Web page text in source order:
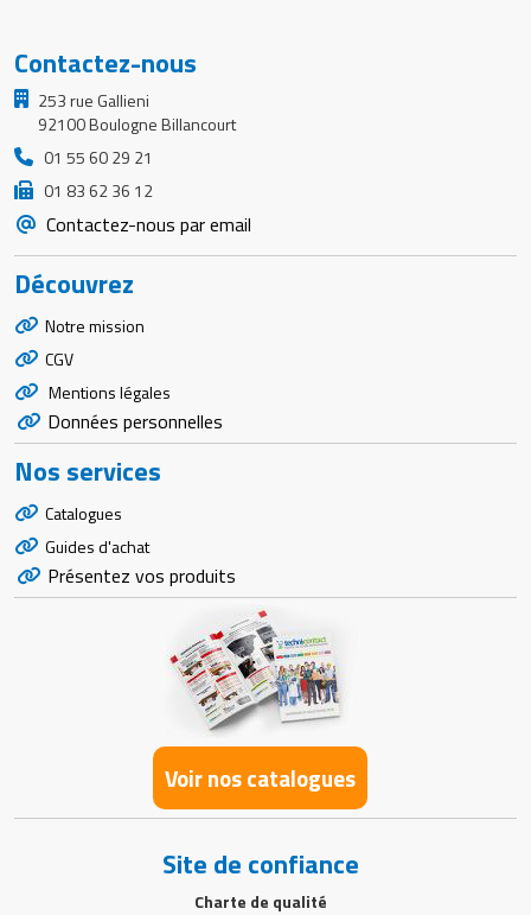
Contactez-nous
253 rue Gallieni
92100 Boulogne Billancourt
01 55 60 29 21
01 83 62 36 12
Contactez-nous par email
Découvrez
Notre mission
CGV
Mentions légales
Données personnelles
Nos services
Catalogues
Guides d'achat
Présentez vos produits
Voir nos catalogues
Site de confiance
Charte de qualité